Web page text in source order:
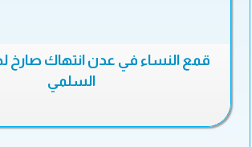
قمع النساء في عدن انتهاك صارخ
السلمي